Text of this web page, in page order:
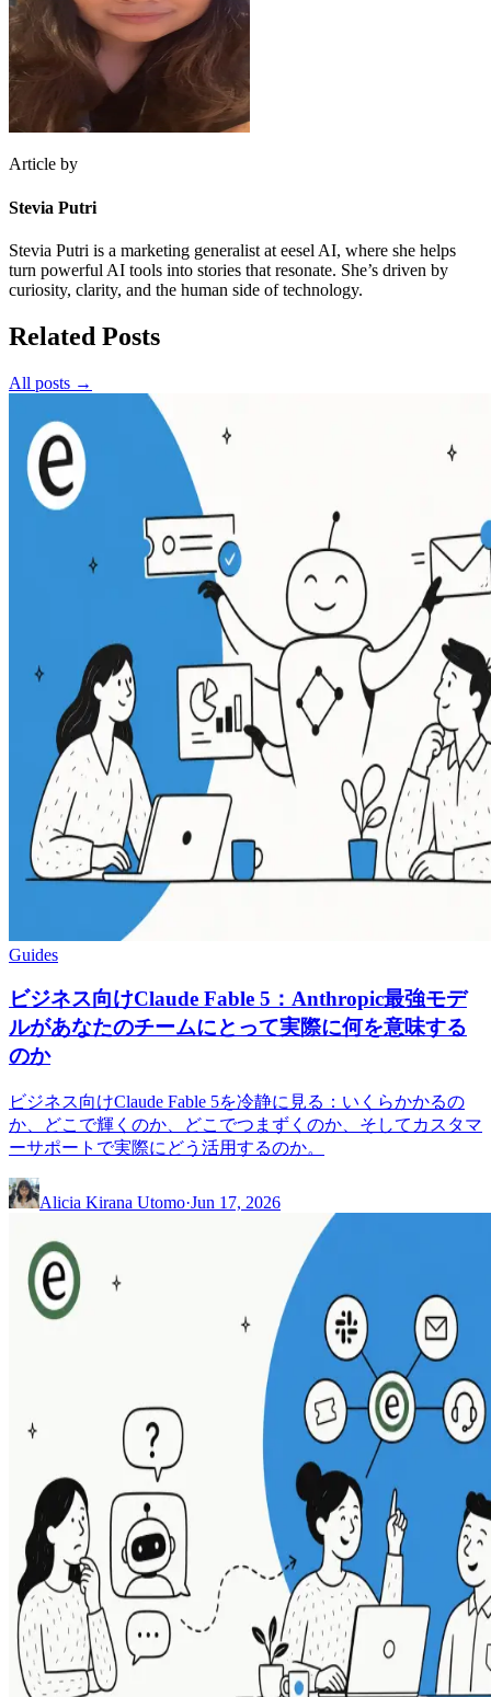
Article by
Stevia Putri
Stevia Putri is a marketing generalist at eesel AI, where she helps
turn powerful AI tools into stories that resonate. She’s driven by
curiosity, clarity, and the human side of technology.
Related Posts
All posts →
Guides
ビジネス向けClaude Fable 5：Anthropic最強モデ
ルがあなたのチームにとって実際に何を意味する
のか
ビジネス向けClaude Fable 5を冷静に見る：いくらかかるの
か、どこで輝くのか、どこでつまずくのか、そしてカスタマ
ーサポートで実際にどう活用するのか。
Alicia Kirana Utomo·Jun 17, 2026